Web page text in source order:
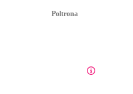
Poltrona